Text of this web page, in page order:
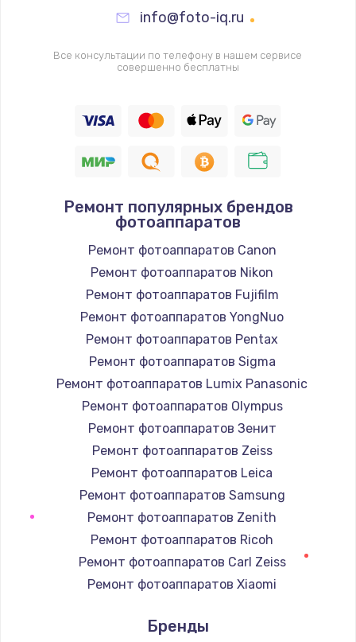
Заказать
Замена ТЭНа
Заказать
Замена шнура
1400 руб.
Заказать
Замена / ремонт электронного модуля
управления
600 руб.
Заказать
Замена конфорки
1100 руб.
Заказать
Замена платы сенсора
900 руб.
Заказать
Замена регулятора режимов конфорки
900 руб.
Заказать
1300 руб.
info@foto-iq.ru
Все консультации по телефону в нашем сервисе
совершенно бесплатны
Ремонт популярных брендов
фотоаппаратов
Ремонт фотоаппаратов Canon
Ремонт фотоаппаратов Nikon
Ремонт фотоаппаратов Fujifilm
Ремонт фотоаппаратов YongNuo
Ремонт фотоаппаратов Pentax
Ремонт фотоаппаратов Sigma
Ремонт фотоаппаратов Lumix Panasonic
Ремонт фотоаппаратов Olympus
Ремонт фотоаппаратов Зенит
Ремонт фотоаппаратов Zeiss
Ремонт фотоаппаратов Leica
Ремонт фотоаппаратов Samsung
Ремонт фотоаппаратов Zenith
Ремонт фотоаппаратов Ricoh
Ремонт фотоаппаратов Carl Zeiss
Ремонт фотоаппаратов Xiaomi
Ремонт фотоаппаратов Kodak
Бренды